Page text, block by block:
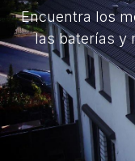
Encuentra los
las baterías y